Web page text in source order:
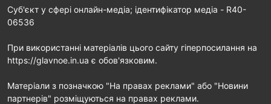
Cуб'єкт у сфері онлайн-медіа; ідентифікатор медіа - R40-
06536
При використанні матеріалів цього сайту гіперпосилання на
https://glavnoe.in.ua є обов'язковим.
Матеріали з позначкою "На правах реклами" або "Новини
партнерів" розміщуються на правах реклами.